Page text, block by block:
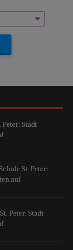
Stadt
St. Peter:
auf
Peter: Stadt